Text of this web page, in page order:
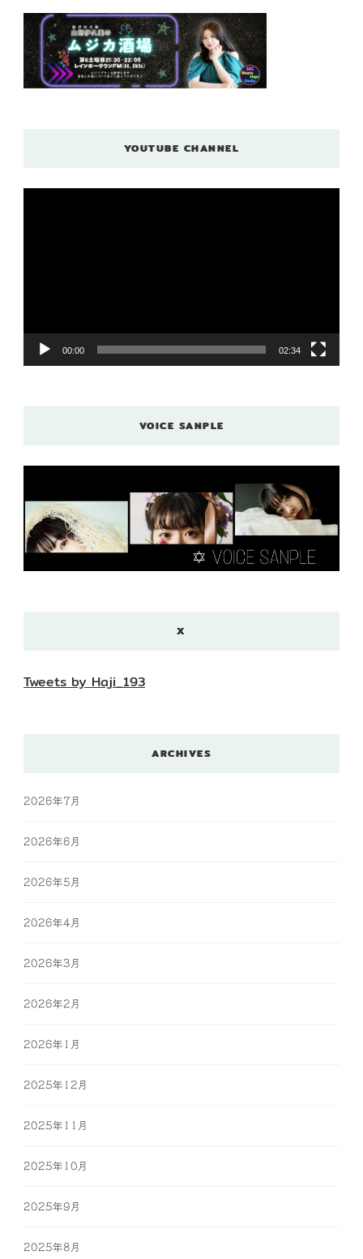
YOUTUBE CHANNEL
ー
00:00 02:34
VOICE SANPLE
X
Tweets by Haji_193
ARCHIVES
2026年7月
2026年6月
2026年5月
2026年4月
2026年3月
2026年2月
2026年1月
2025年12月
2025年11月
2025年10月
2025年9月
2025年8月